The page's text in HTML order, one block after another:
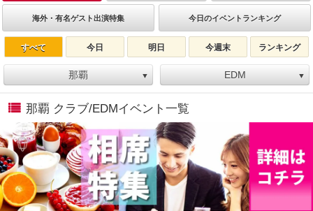
海外・有名ゲスト出演特集 今日のイベントランキング
すべて 今日 明日 今週末 ランキング
那覇 ▼ EDM ▼
那覇 クラブ/EDMイベント一覧